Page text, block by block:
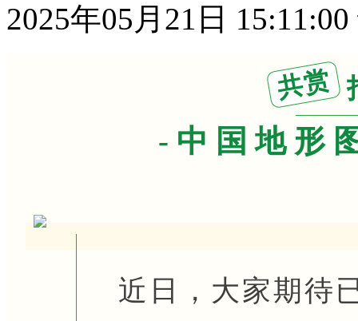
2025年05月21日 15:11:00
共赏
-中国地形
近日，大家期待